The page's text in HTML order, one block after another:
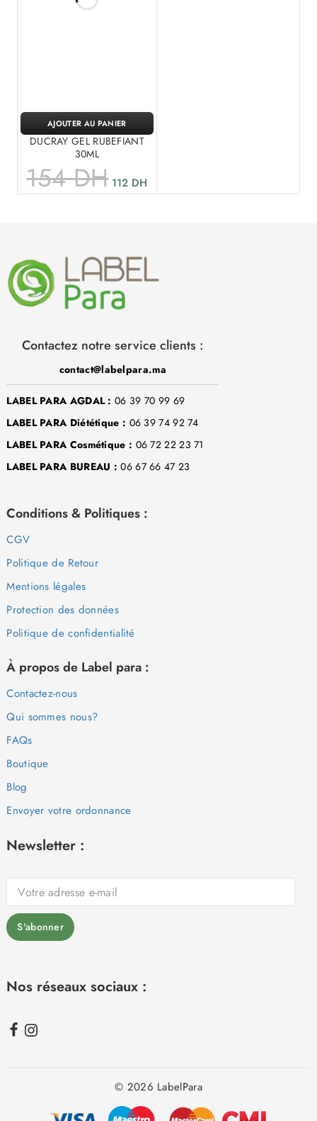
DUCRAY GEL RUBEFIANT
30ML
154DH 112 DH
AJOUTER AU PANIER
Contactez notre service clients :
contact@labelpara.ma
LABEL PARA AGDAL : 06 39 70 99 69
LABEL PARA Diététique : 06 39 74 92 74
LABEL PARA Cosmétique : 06 72 22 23 71
LABEL PARA BUREAU : 06 67 66 47 23
Conditions & Politiques :
CGV
Politique de Retour
Mentions légales
Protection des données
Politique de confidentialité
À propos de Label para :
Contactez-nous
Qui sommes nous?
FAQs
Boutique
Blog
Envoyer votre ordonnance
Newsletter :
Nos réseaux sociaux :
© 2026 LabelPara